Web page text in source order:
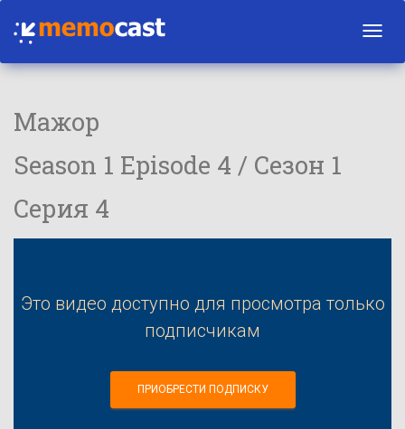
Мажор
Season 1 Episode 4 / Сезон 1
Серия 4
Это видео доступно для просмотра только
подписчикам
ПРИОБРЕСТИ ПОДПИСКУ